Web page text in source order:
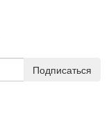
Подписаться